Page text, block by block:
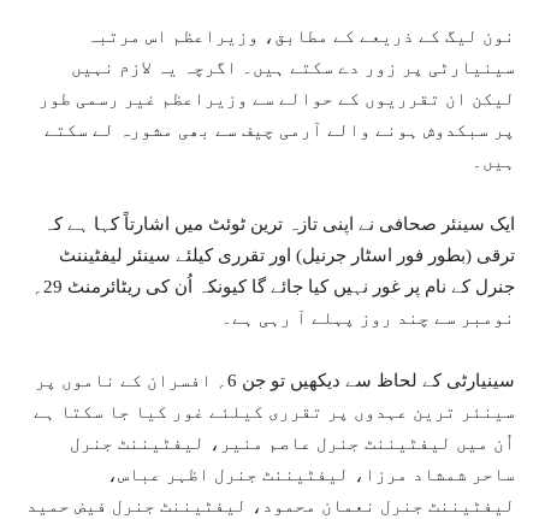
نون لیگ کے ذریعے کے مطابق، وزیراعظم اس مرتبہ
سینیارٹی پر زور دے سکتے ہیں۔ اگرچہ یہ لازم نہیں
لیکن ان تقرریوں کے حوالے سے وزیراعظم غیر رسمی طور
پر سبکدوش ہونے والے آرمی چیف سے بھی مشورہ لے سکتے
ہیں۔
ایک سینئر صحافی نے اپنی تازہ ترین ٹوئٹ میں اشارتاً کہا ہے کہ
ترقی (بطور فور اسٹار جرنیل) اور تقرری کیلئے سینئر لیفٹیننٹ
جنرل کے نام پر غور نہیں کیا جائے گا کیونکہ اُن کی ریٹائرمنٹ 29؍
نومبر سے چند روز پہلے آ رہی ہے۔
سینیارٹی کے لحاظ سے دیکھیں تو جن 6؍ افسران کے ناموں پر
سینئر ترین عہدوں پر تقرری کیلئے غور کیا جا سکتا ہے
اُن میں لیفٹیننٹ جنرل عاصم منیر، لیفٹیننٹ جنرل
ساحر شمشاد مرزا، لیفٹیننٹ جنرل اظہر عباس،
لیفٹیننٹ جنرل نعمان محمود، لیفٹیننٹ جنرل فیض حمید